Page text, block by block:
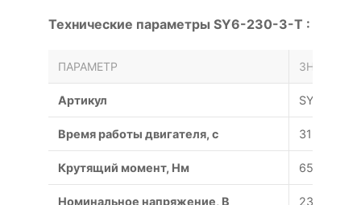
Технические параметры SY6-230-3-T :
ПАРАМЕТР ЗНАЧЕНИЕ
Артикул SY6-230-
Время работы двигателя, с 31
Крутящий момент, Нм 650
Номинальное напряжение, В 230